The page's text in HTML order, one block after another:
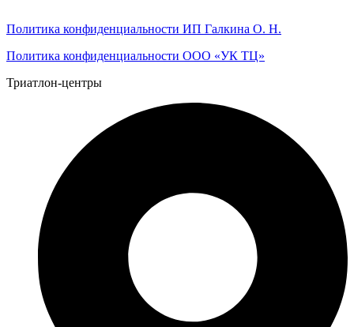
Политика конфиденциальности ИП Галкина О. Н.
Политика конфиденциальности ООО «УК ТЦ»
Триатлон-центры